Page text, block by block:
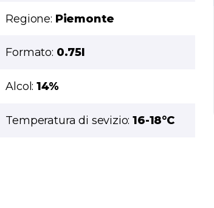
Regione: Piemonte
Formato: 0.75l
Alcol:14%
Temperatura di sevizio:16-18°C